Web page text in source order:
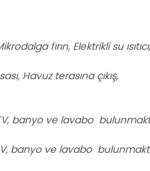
fırın, Elektrikli su
Havuz terasına çıkış,
banyo ve lavabo
banyo ve lavabo